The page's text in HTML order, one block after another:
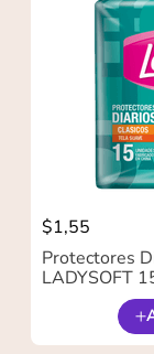
$1,55
Protectores
LADYSOFT